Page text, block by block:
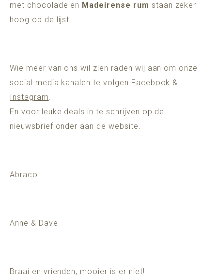
met chocolade en Madeirense rum staan zeker
hoog op de lijst.
Wie meer van ons wil zien raden wij aan om onze
social media kanalen te volgen Facebook &
Instagram.
En voor leuke deals in te schrijven op de
nieuwsbrief onder aan de website.
Abraco
Anne & Dave
Braai en vrienden, mooier is er niet!